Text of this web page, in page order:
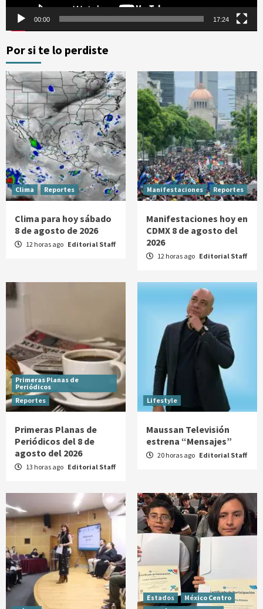
00:00 17:24
Por si te lo perdiste
Clima Reportes
Clima para hoy sábado
8 de agosto de 2026
12 horas ago Editorial Staff
Manifestaciones Reportes
Manifestaciones hoy en
CDMX 8 de agosto del
2026
12 horas ago Editorial Staff
Primeras Planas de
Periódicos
Reportes
Primeras Planas de
Periódicos del 8 de
agosto del 2026
13 horas ago Editorial Staff
Lifestyle
Maussan Televisión
estrena “Mensajes”
20 horas ago Editorial Staff
Estados
México Centro